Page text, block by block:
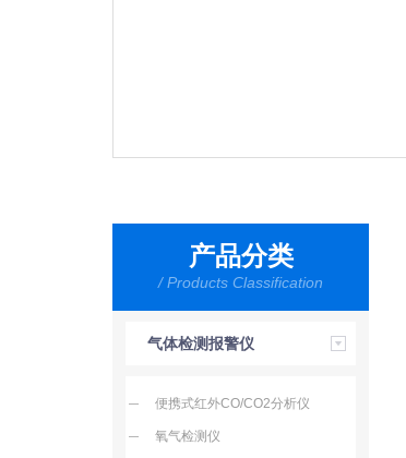
产品分类
/ Products Classification
气体检测报警仪
便携式红外CO/CO2分析仪
氧气检测仪